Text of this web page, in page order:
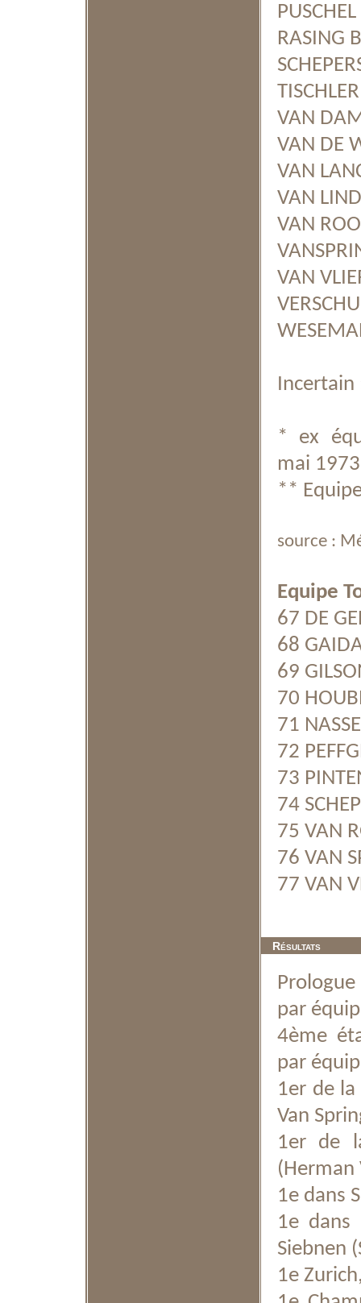
RASING
VAN
VAN DE
VAN
VAN
VAN
VAN
Incertain
* ex
mai
**
source :
Equipe
67 DE
68
69
70
71
72
73
74
75 VAN
76 VAN
77 VAN
Résultats
par
4ème
par
1er de la
Van
1er de
(Herman
1e dans
1e dans
Siebnen
1e